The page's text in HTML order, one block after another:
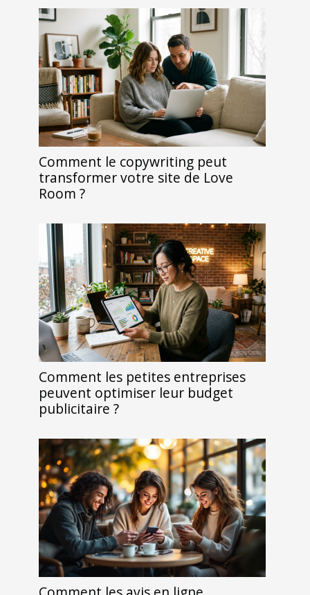
Comment le copywriting peut
transformer votre site de Love
Room ?
Comment les petites entreprises
peuvent optimiser leur budget
publicitaire ?